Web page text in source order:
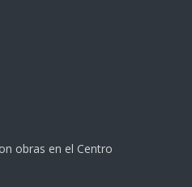
obras en el Centro